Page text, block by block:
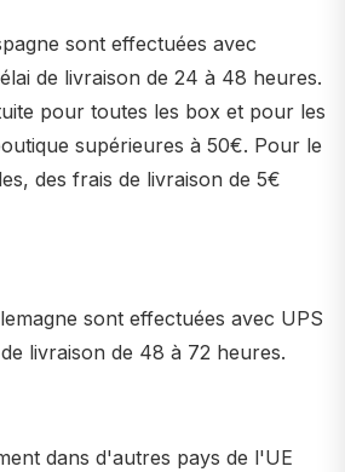
sont effectuées avec
de livraison de 24 à 48 heures.
pour toutes les box et pour les
supérieures à 50€. Pour le
des frais de livraison de 5€
sont effectuées avec UPS
livraison de 48 à 72 heures.
dans d'autres pays de l'UE